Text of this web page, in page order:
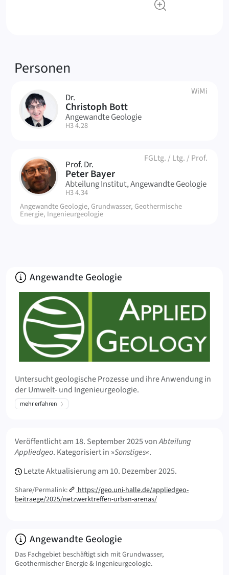
Verknüpfte
Personen
CB Dr.
Christoph Bott
WiMi
Angewandte Geologie
| Raum:
H3 4.28
PB Prof. Dr.
Peter Bayer
FGLtg./ Ltg./ Prof.
Abteilung Institut, Angewandte Geologie
| Raum:
H3 4.34
Angewandte Geologie, Grundwasser, Geothermische
Energie, Ingenieurgeologie
Über
Angewandte Geologie
Untersucht geologische Prozesse und ihre Anwendung in
der Umwelt- und Ingenieurgeologie.
mehr erfahren
Veröffentlicht am 18. September 2025vonAbteilung
Appliedgeo. Kategorisiert in »Sonstiges«.
Letzte Aktualisierung am 10. Dezember 2025.
Share/Permalink:
https://geo.uni-halle.de/appliedgeo-
beitraege/2025/netzwerktreffen-urban-arenas/
Info:
Angewandte Geologie
Das Fachgebiet beschäftigt sich mit Grundwasser,
Geothermischer Energie & Ingenieurgeologie.